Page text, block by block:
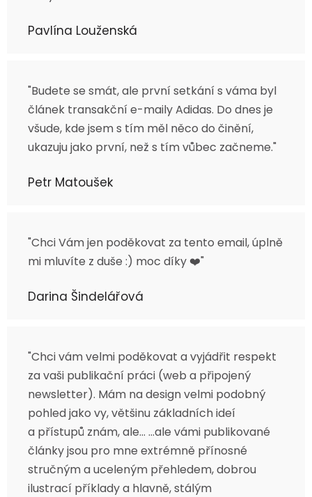
Pavlína Louženská
"Budete se smát, ale první setkání s váma byl
článek transakční e-maily Adidas. Do dnes je
všude, kde jsem s tím měl něco do činění,
ukazuju jako první, než s tím vůbec začneme."
Petr Matoušek
"Chci Vám jen poděkovat za tento email, úplně
mi mluvíte z duše :) moc díky ❤️"
Darina Šindelářová
"Chci vám velmi poděkovat a vyjádřit respekt
za vaši publikační práci (web a připojený
newsletter). Mám na design velmi podobný
pohled jako vy, většinu základních ideí
a přístupů znám, ale... ...ale vámi publikované
články jsou pro mne extrémně přínosné
stručným a uceleným přehledem, dobrou
ilustrací příklady a hlavně, stálým